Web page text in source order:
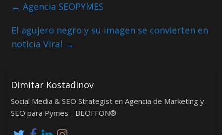
← Agencia SEOPYMES
El agujero negro y su imagen se convierten en
noticia Viral →
Dimitar Kostadinov
Social Media & SEO Strategist en Agencia de Marketing y
SEO para Pymes - BEOFFON®